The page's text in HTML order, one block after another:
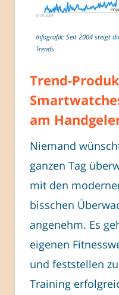
Infografik: Seit 2004 steigt
Trends
Trend-
am
Niemand
ganzen Tag
mit den
bisschen
angenehm. Es
eigenen
und feststellen
Training